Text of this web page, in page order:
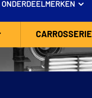
ONDERDEELMERKEN
CARROSSERIE